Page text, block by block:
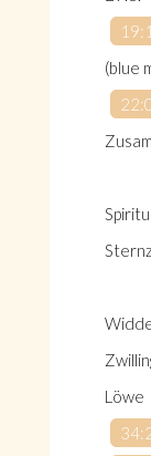
(blue
Löwe